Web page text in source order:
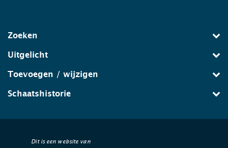
Zoeken
Uitgelicht
Toevoegen / wijzigen
Schaatshistorie
Dit is een website van